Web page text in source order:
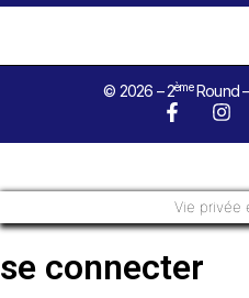
© 2026 – 2èmeRound
Vie privée
se connecter